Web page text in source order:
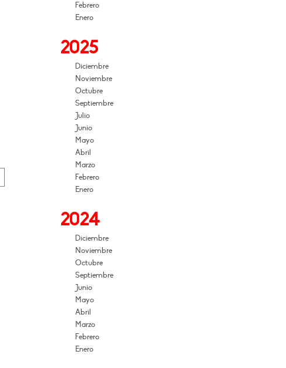
Febrero
Enero
2025
Diciembre
Noviembre
Octubre
Septiembre
Julio
Junio
Mayo
Abril
Marzo
Febrero
Enero
2024
Diciembre
Noviembre
Octubre
Septiembre
Junio
Mayo
Abril
Marzo
Febrero
Enero